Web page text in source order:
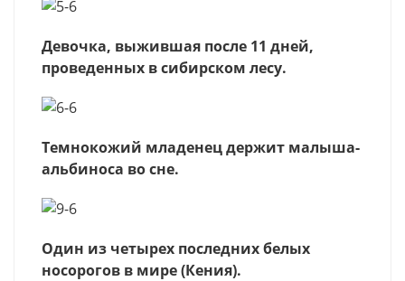
Девочка, выжившая после 11 дней,
проведенных в сибирском лесу.
Темнокожий младенец держит малыша-
альбиноса во сне.
Один из четырех последних белых
носорогов в мире (Кения).